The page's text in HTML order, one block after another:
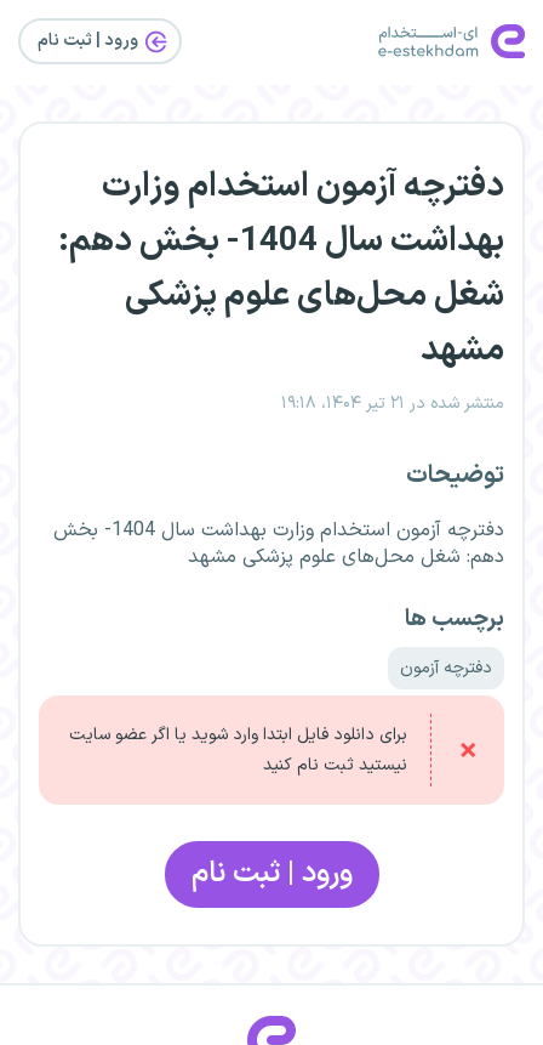
ورود | ثبت‌ نام
دفترچه آزمون استخدام وزارت
بهداشت سال 1404- بخش دهم:
شغل محل‌های علوم پزشکی
مشهد
منتشر شده در ۲۱ تیر ۱۴۰۴، ۱۹:۱۸
توضیحات
دفترچه آزمون استخدام وزارت بهداشت سال 1404- بخش
دهم: شغل محل‌های علوم پزشکی مشهد
برچسب ها
دفترچه آزمون
برای دانلود فایل ابتدا وارد شوید یا اگر عضو سایت
نیستید ثبت نام کنید
ورود | ثبت نام